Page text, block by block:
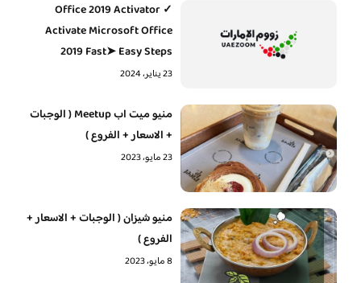
Office 2019 Activator ✓
Activate Microsoft Office
2019 Fast➤ Easy Steps
23 يناير، 2024
منيو ميت اب Meetup ( الوجبات
+ الاسعار + الفروع )
23 مايو، 2023
منيو شيزان ( الوجبات + الاسعار +
الفروع )
8 مايو، 2023